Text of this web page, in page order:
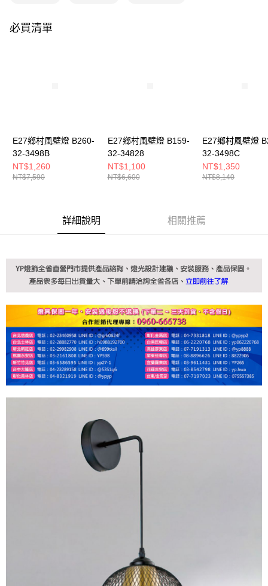
是否繳費成功／繳費後需取消欲退款等相關疑問，請聯繫「AFTEE先享後付
客戶支援中心」
任。
４．使用「AFTEE先享後付」時，將依據個別帳號之用戶狀況，依本公司即
時審查核予不同之上限額度；若仍有額度不足之情形，本公司將視審查結果
請求用戶進行身份認證。
必買清單
E27鄉村風壁燈 B260-
32-3498B
NT$1,260
NT$7,590
E27鄉村風壁燈 B159-
32-34828
NT$1,100
NT$6,600
E27鄉村風壁燈
32-3498C
NT$1,350
NT$8,140
詳細說明 相關推薦